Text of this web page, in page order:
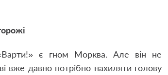
є гном Морква. Але він не
вже давно потрібно нахиляти голову